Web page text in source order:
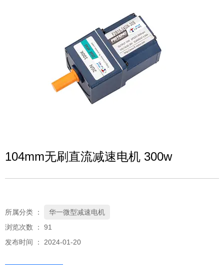
104mm无刷直流减速电机 300w
所属分类 ：
华一微型减速电机
浏览次数 ： 91
发布时间 ： 2024-01-20